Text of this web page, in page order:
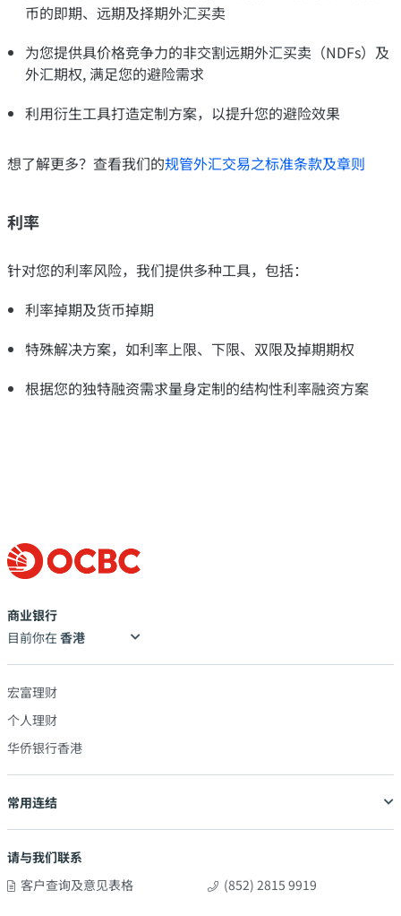
币的即期、远期及择期外汇买卖
为您提供具价格竞争力的非交割远期外汇买卖（NDFs）及
外汇期权, 满足您的避险需求
利用衍生工具打造定制方案，以提升您的避险效果
想了解更多？​查看我们的规管外汇交易之标准条款及章则
利率
针对您的利率风险，我们提供多种工具，包括：
利率掉期及货币掉期​​
特殊解决方案，如利率上限、下限、双限及掉期期权​
根据您的独特融资需求量身定制的结构性利率融资方案
商业银行
目前你在
宏富理财
个人理财
华侨银行香港
常用连结
请与我们联系
客户查询及意见表格
(852) 2815 9919